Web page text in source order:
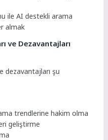
ile AI destekli arama
almak
ve Dezavantajları
dezavantajları şu
trendlerine hakim olma
geliştirme